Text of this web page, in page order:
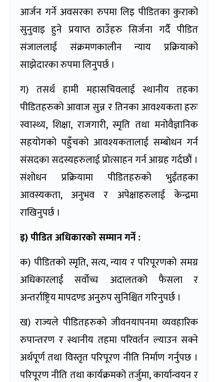
आर्जन गर्ने अवसरका रुपमा लिइ पीडितका कुराको
सुनुवाइ हुने प्रयाप्त ठाउँहरु सिर्जना गर्दै पीडित
संजाललाई संक्रमणकालीन न्याय प्रक्रियाको
साझेदारका रुपमा लिनुपर्छ ।
ग) तसर्थ हामी महासचिवलाई स्थानीय तहका
पीडितहरुको आवाज सुन्न र तिनका आवश्यकता हरुः
स्वास्थ्य, शिक्षा, राजगारी, स्मृति तथा मनोवैज्ञानिक
सहयोगको पहुँचको आवश्यकतालाई सम्बोधन गर्न
संसदका सदस्यहरुलाई प्रोत्साहन गर्न आग्रह गर्दछौं ।
संशोधन प्रक्रियामा पीडितहरुको भुईंतहका
आवस्यकता, अनुभव र अपेक्षाहरुलाई केन्द्रमा
राखिनुपर्छ ।
इ) पीडित अधिकारको सम्मान गर्ने:
क) पीडितको स्मृति, सत्य, न्याय र परिपूरणको समग्र
अधिकारलाई सर्वोच्च अदालतको फैसला र
अन्तर्राष्ट्रिय मापदण्ड अनुरुप सुनिश्चित गरिनुपर्छ ।
ख) राज्यले पीडितहरुको जीवनयापनमा व्यवहारिक
रुपान्तरण र स्थानीय तहमा परिवर्तन ल्याउन सक्ने
अर्थपूर्ण तथा विस्तृत परिपूरण नीति निर्माण गर्नुपछ ।
परिपूरण नीति तथा कार्यक्रमको तर्जुमा, कार्यान्वयन र